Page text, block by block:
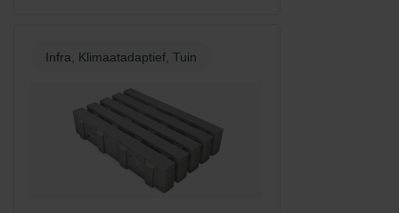
Infra, Klimaatadaptief, Tuin